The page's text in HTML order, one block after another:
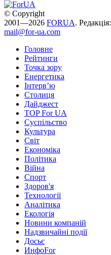
© Copyright
2001—2026 FORUA. Редакція:
mail@for-ua.com
Головне
Рейтинги
Точка зору
Енергетика
Інтерв’ю
Столиця
Дайджест
TOP For UA
Суспiльство
Культура
Світ
Економіка
Політика
Війна
Спорт
Здоров'я
Технології
Аналітика
Екологія
Новини компаній
Надзвичайні події
Досьє
ИнфоFor